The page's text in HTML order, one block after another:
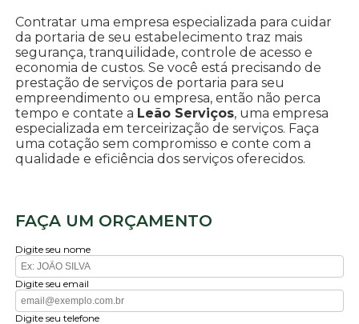
Contratar uma empresa especializada para cuidar
da portaria de seu estabelecimento traz mais
segurança, tranquilidade, controle de acesso e
economia de custos. Se você está precisando de
prestação de serviços de portaria para seu
empreendimento ou empresa, então não perca
tempo e contate a Leão Serviços, uma empresa
especializada em terceirização de serviços. Faça
uma cotação sem compromisso e conte com a
qualidade e eficiência dos serviços oferecidos.
FAÇA UM ORÇAMENTO
Digite seu nome
Digite seu email
Digite seu telefone